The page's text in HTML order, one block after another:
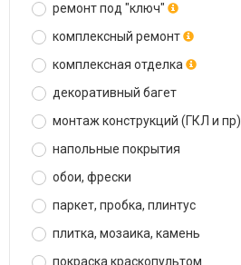
ремонт под "ключ"
комплексный ремонт
комплексная отделка
декоративный багет
монтаж конструкций (ГКЛ и пр)
напольные покрытия
обои, фрески
паркет, пробка, плинтус
плитка, мозаика, камень
покраска краскопультом